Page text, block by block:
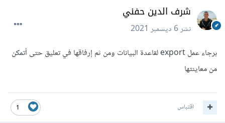
شرف الدين حفني
نشر6 ديسمبر 2021
برجاء عمل export لقاعدة البيانات ومن ثم إرفاقها في تعليق حتى أتمكن
من معاينتها
1 اقتباس